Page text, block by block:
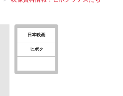
日本映画
ヒポク